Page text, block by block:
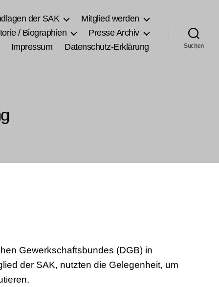
der SAK
Mitglied werden
/ Biographien
Presse Archiv
Impressum Datenschutz-Erklärung Suchen
Gewerkschaftsbundes (DGB) in
der SAK, nutzten die Gelegenheit, um